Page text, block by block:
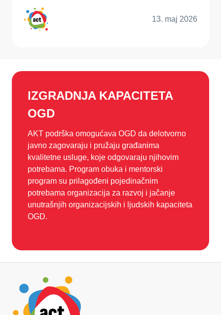
13. maj 2026
IZGRADNJA KAPACITETA
OGD
AKT podrška omogućava OGD da delotvorno
javno zagovaraju i pružaju građanima
kvalitetne usluge, koje odgovaraju njihovim
potrebama. Program obuka i mentorski
program su prilagođeni pojedinačnim
potrebama organizacija za razvoj i jačanje
unutrašnjih organizacijskih i ljudskih kapaciteta
OGD.